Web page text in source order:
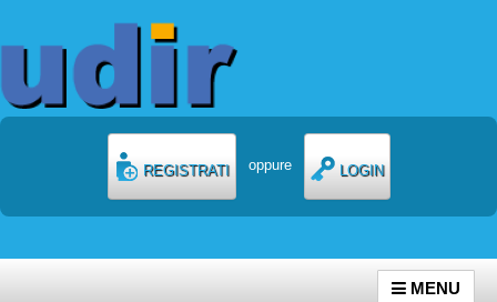
REGISTRATI oppure LOGIN
MENU